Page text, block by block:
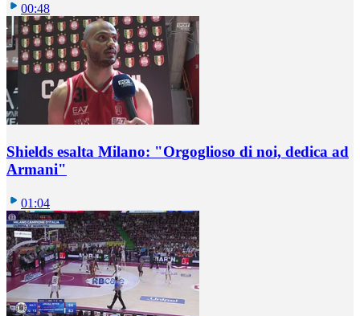
00:48
Shields esalta Milano: "Orgoglioso di noi, dedica ad
Armani"
01:04